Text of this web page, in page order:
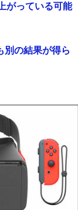
がっている可能
別の結果が得ら